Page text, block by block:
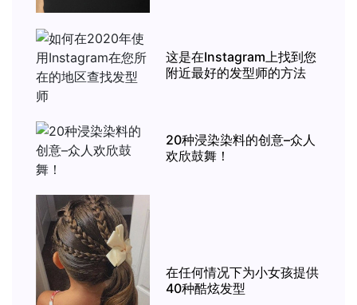
这是在Instagram上找到您
附近最好的发型师的方法
20种浸染染料的创意–众人
欢欣鼓舞！
在任何情况下为小女孩提供
40种酷炫发型